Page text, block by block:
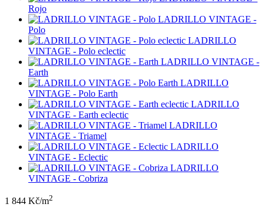
Rojo
LADRILLO VINTAGE -
Polo
LADRILLO
VINTAGE - Polo eclectic
LADRILLO VINTAGE -
Earth
LADRILLO
VINTAGE - Polo Earth
LADRILLO
VINTAGE - Earth eclectic
LADRILLO
VINTAGE - Triamel
LADRILLO
VINTAGE - Eclectic
LADRILLO
VINTAGE - Cobriza
1 844 Kč/m2